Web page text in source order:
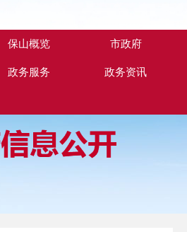
保山概览 市政府
政务服务 政务资讯